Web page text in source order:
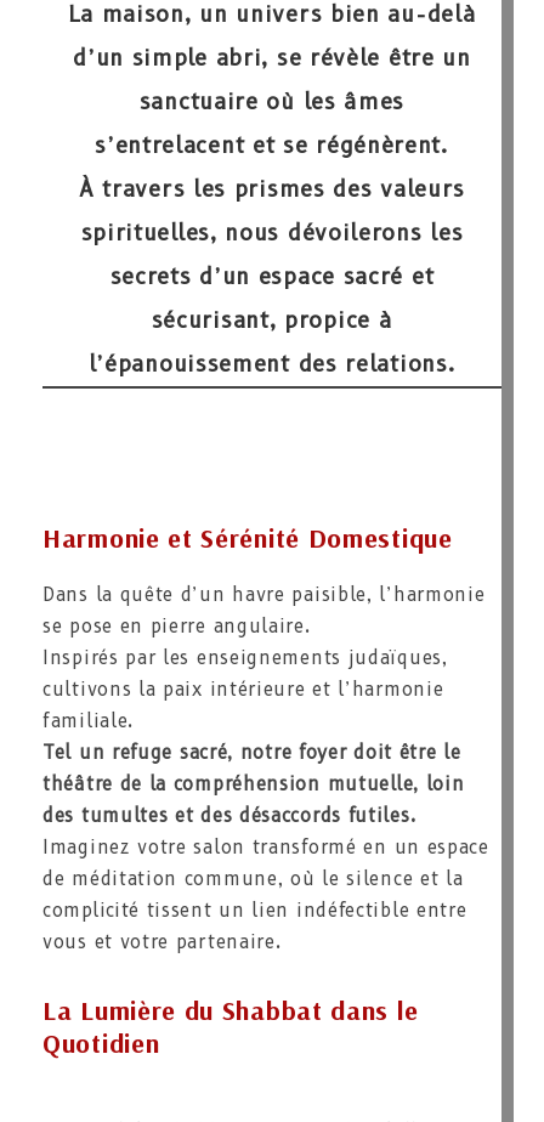
La maison, un univers bien au-delà
d’un simple abri, se révèle être un
sanctuaire où les âmes
s’entrelacent et se régénèrent.
À travers les prismes des valeurs
spirituelles, nous dévoilerons les
secrets d’un espace sacré et
sécurisant, propice à
l’épanouissement des relations.
Harmonie et Sérénité Domestique
Dans la quête d’un havre paisible, l’harmonie
se pose en pierre angulaire.
Inspirés par les enseignements judaïques,
cultivons la paix intérieure et l’harmonie
familiale.
Tel un refuge sacré, notre foyer doit être le
théâtre de la compréhension mutuelle, loin
des tumultes et des désaccords futiles.
Imaginez votre salon transformé en un espace
de méditation commune, où le silence et la
complicité tissent un lien indéfectible entre
vous et votre partenaire.
La Lumière du Shabbat dans le
Quotidien